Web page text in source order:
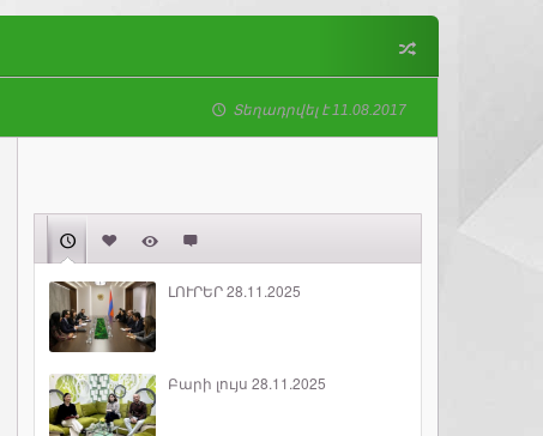
Տեղադրվել է 11.08.2017
ԼՈՒՐԵՐ 28.11.2025
Բարի լույս 28.11.2025